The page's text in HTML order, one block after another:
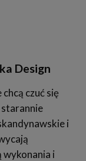
Design
czuć się
i
wykonania i